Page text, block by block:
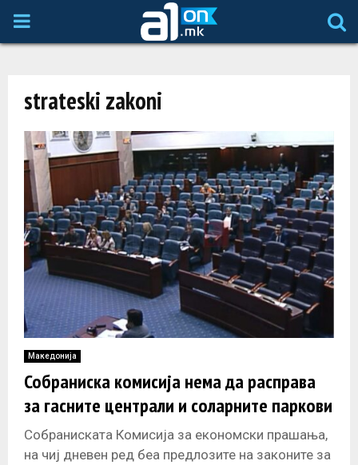
P
M
R
M
E
N
U
strateski zakoni
Македонија
Собраниска комисија нема да расправа
за гасните централи и соларните паркови
Собраниската Комисија за економски прашања,
на чиј дневен ред беа предлозите на законите за